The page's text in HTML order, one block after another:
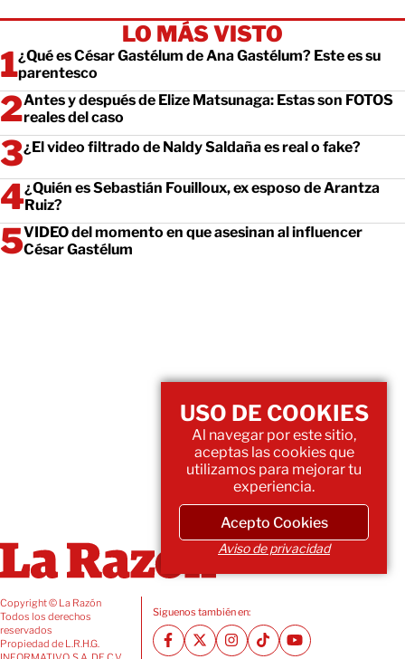
LO MÁS VISTO
¿Qué es César Gastélum de Ana Gastélum? Este es su
parentesco
Antes y después de Elize Matsunaga: Estas son FOTOS
reales del caso
¿El video filtrado de Naldy Saldaña es real o fake?
¿Quién es Sebastián Fouilloux, ex esposo de Arantza
Ruiz?
VIDEO del momento en que asesinan al influencer
César Gastélum
Copyright © La Razón
Todos los derechos
reservados
Propiedad de L.R.H.G.
Siguenos también en:
USO DE COOKIES
Al navegar por este sitio,
aceptas las cookies que
utilizamos para mejorar tu
experiencia.
Acepto Cookies
Aviso de privacidad